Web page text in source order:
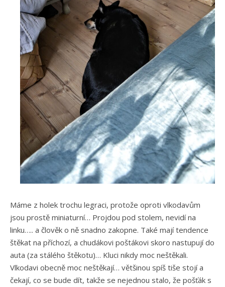
Máme z holek trochu legraci, protože oproti vlkodavům
jsou prostě miniaturní… Projdou pod stolem, nevidí na
linku….. a člověk o ně snadno zakopne. Také mají tendence
štěkat na příchozí, a chudákovi poštákovi skoro nastupují do
auta (za stálého štěkotu)… Kluci nikdy moc neštěkali.
Vlkodavi obecně moc neštěkají… většinou spíš tiše stojí a
čekají, co se bude dít, takže se nejednou stalo, že pošťák s